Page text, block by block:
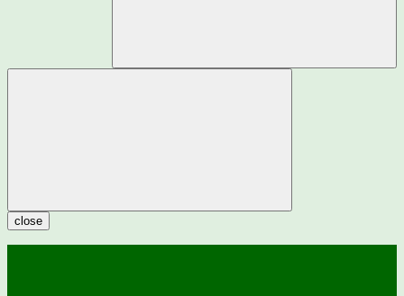
close